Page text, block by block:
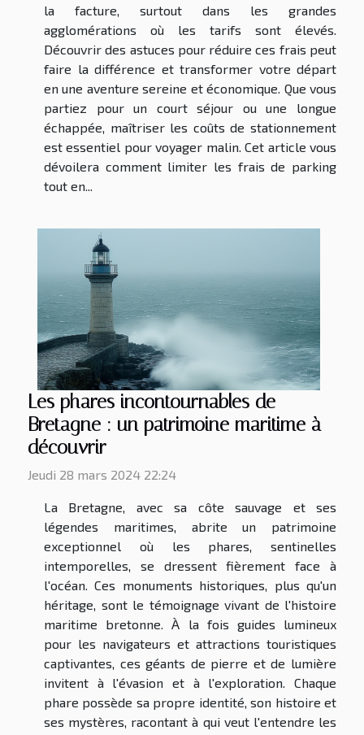
la facture, surtout dans les grandes
agglomérations où les tarifs sont élevés.
Découvrir des astuces pour réduire ces frais peut
faire la différence et transformer votre départ
en une aventure sereine et économique. Que vous
partiez pour un court séjour ou une longue
échappée, maîtriser les coûts de stationnement
est essentiel pour voyager malin. Cet article vous
dévoilera comment limiter les frais de parking
tout en...
Les phares incontournables de
Bretagne : un patrimoine maritime à
découvrir
Jeudi 28 mars 2024 22:24
La Bretagne, avec sa côte sauvage et ses
légendes maritimes, abrite un patrimoine
exceptionnel où les phares, sentinelles
intemporelles, se dressent fièrement face à
l'océan. Ces monuments historiques, plus qu'un
héritage, sont le témoignage vivant de l'histoire
maritime bretonne. À la fois guides lumineux
pour les navigateurs et attractions touristiques
captivantes, ces géants de pierre et de lumière
invitent à l'évasion et à l'exploration. Chaque
phare possède sa propre identité, son histoire et
ses mystères, racontant à qui veut l'entendre les